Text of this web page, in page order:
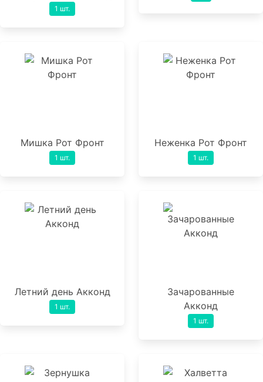
1 шт.
Мишка Рот Фронт
1 шт.
Неженка Рот Фронт
1 шт.
Летний день Акконд
1 шт.
Зачарованные
Акконд
1 шт.